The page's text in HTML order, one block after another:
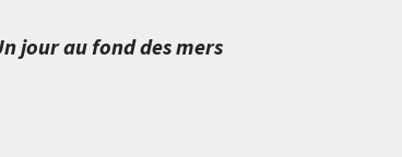
jour au fond des mers